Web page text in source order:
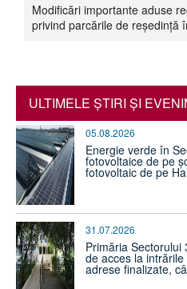
Modificări importante aduse
privind parcările de reședință
ULTIMELE ŞTIRI ŞI
05.08.2026
Energie verde în
fotovoltaice de pe
fotovoltaic de pe
31.07.2026
Primăria
de acces la
adrese finalizate,